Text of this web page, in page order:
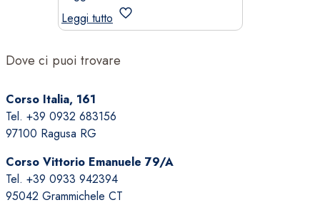
era:
125,00 €.87,50 €.
Leggi tutto
Dove ci puoi trovare
Corso Italia, 161
Tel. +39 0932 683156
97100 Ragusa RG
Corso Vittorio Emanuele 79/A
Tel. +39 0933 942394
95042 Grammichele CT